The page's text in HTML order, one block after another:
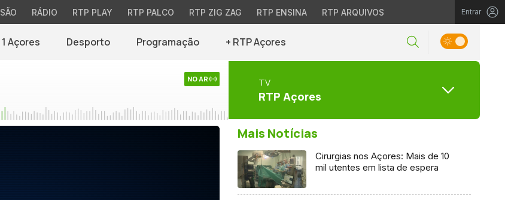
RÁDIO RTP PLAY RTP PALCO RTP ZIG ZAG RTP ENSINA RTP ARQUIVOS Entrar
Açores Desporto Programação + RTP Açores
NO AR TV
RTP Açores
Mais Notícias
Cirurgias nos Açores: Mais de 10
mil utentes em lista de espera